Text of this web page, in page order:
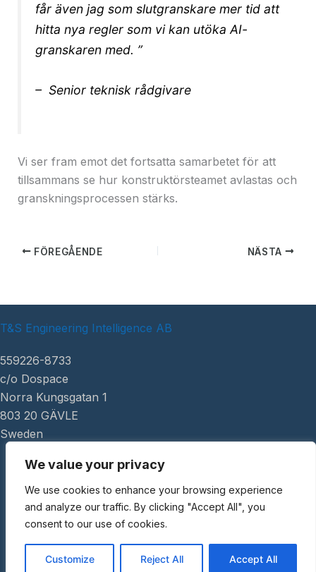
We value your privacy
We use cookies to enhance your browsing experience
and analyze our traffic. By clicking "Accept All", you
consent to our use of cookies.
Customize Reject All Accept All
får även jag som slutgranskare mer tid att
hitta nya regler som vi kan utöka AI-
granskaren med. ”
– Senior teknisk rådgivare
Vi ser fram emot det fortsatta samarbetet för att
tillsammans se hur konstruktörsteamet avlastas och
granskningsprocessen stärks.
FÖREGÅENDE NÄSTA
T&S Engineering Intelligence AB
559226-8733
c/o Dospace
Norra Kungsgatan 1
803 20 GÄVLE
Sweden
Copyright ©
2026 AI Review